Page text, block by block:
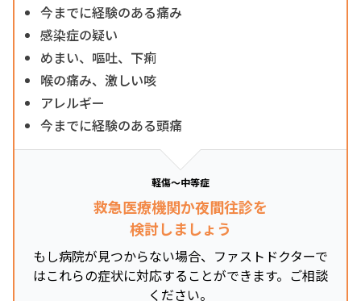
今までに経験のある痛み
感染症の疑い
めまい、嘔吐、下痢
喉の痛み、激しい咳
アレルギー
今までに経験のある頭痛
軽傷～中等症
救急医療機関か夜間往診を
検討しましょう
もし病院が見つからない場合、ファストドクターで
はこれらの症状に対応することができます。ご相談
ください。